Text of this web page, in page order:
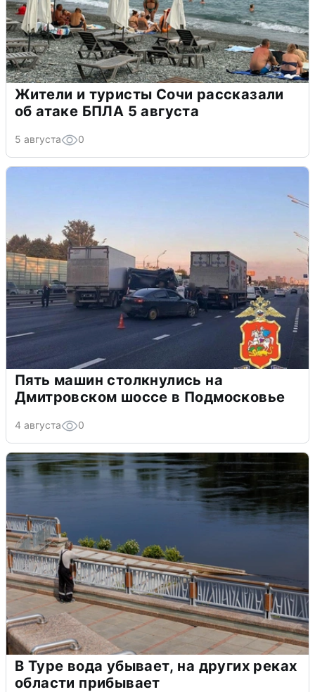
Жители и туристы Сочи рассказали
об атаке БПЛА 5 августа
5 августа 0
Пять машин столкнулись на
Дмитровском шоссе в Подмосковье
4 августа 0
В Туре вода убывает, на других реках
области прибывает